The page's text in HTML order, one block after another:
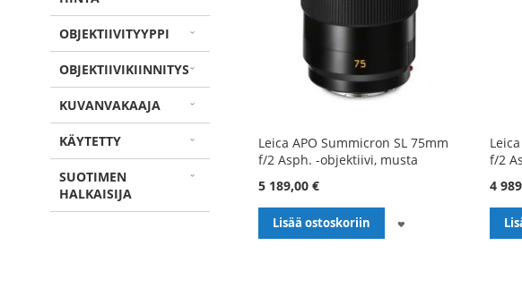
Leica APO Summicron SL 75mm
f/2 Asph. -objektiivi, musta
5 189,00 €
Lisää ostoskoriin
f/2
4
OBJEKTIIVITYYPPI
OBJEKTIIVIKIINNITYS
KUVANVAKAAJA
KÄYTETTY
SUOTIMEN
HALKAISIJA